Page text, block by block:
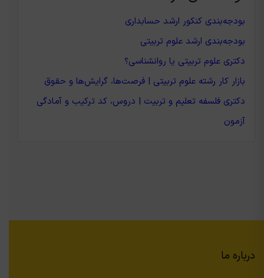
بودجه‌بندی کنکور ارشد حسابداری
بودجه‌بندی ارشد علوم تربیتی
دکتری علوم تربیتی یا روانشناسی؟
بازار کار رشته علوم تربیتی | فرصت‌ها، گرایش‌ها و حقوق
دکتری فلسفه تعلیم و تربیت | دروس، کد ترکیب و آمادگی
آزمون
درباره ما